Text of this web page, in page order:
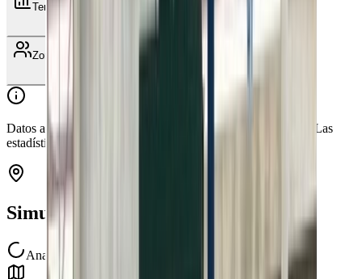
Tendencias del mercado
Zonas cercanas (
Datos agregados de las propiedades publicadas en Doomos. Las
estadísticas se actualizan periódicamente.
Simulador de Vida
Analizando el entorno...